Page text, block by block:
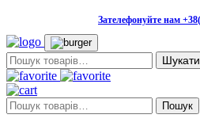
Зателефонуйте нам
Пошук:
Пошук: Пошук